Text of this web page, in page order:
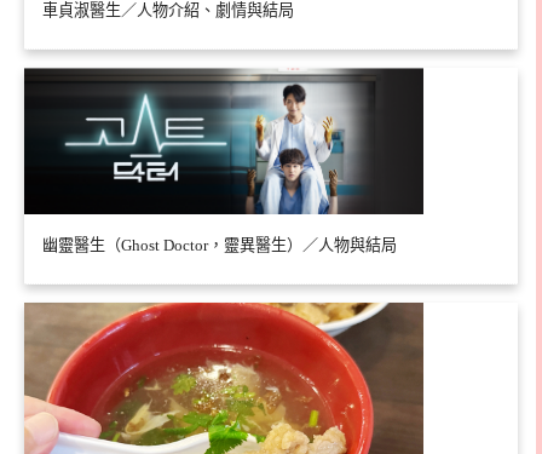
車貞淑醫生／人物介紹、劇情與結局
幽靈醫生（Ghost Doctor，靈異醫生）／人物與結局